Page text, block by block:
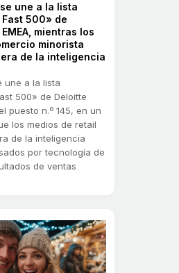
une a la lista
500» de
mientras los
minorista
de la inteligencia
une a la lista
500» de Deloitte
puesto n.º 145, en un
los medios de retail
de la inteligencia
por tecnología de
de ventas